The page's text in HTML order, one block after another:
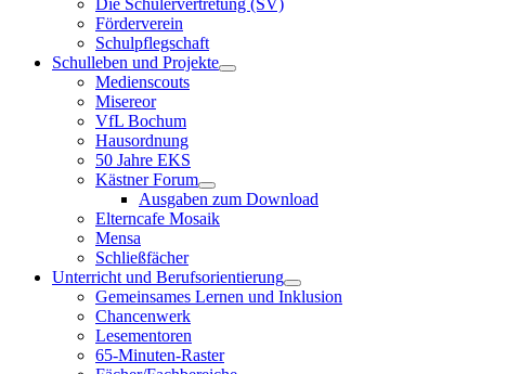
Die Schülervertretung (SV)
Förderverein
Schulpflegschaft
Schulleben und Projekte
Medienscouts
Misereor
VfL Bochum
Hausordnung
50 Jahre EKS
Kästner Forum
Ausgaben zum Download
Elterncafe Mosaik
Mensa
Schließfächer
Unterricht und Berufsorientierung
Gemeinsames Lernen und Inklusion
Chancenwerk
Lesementoren
65-Minuten-Raster